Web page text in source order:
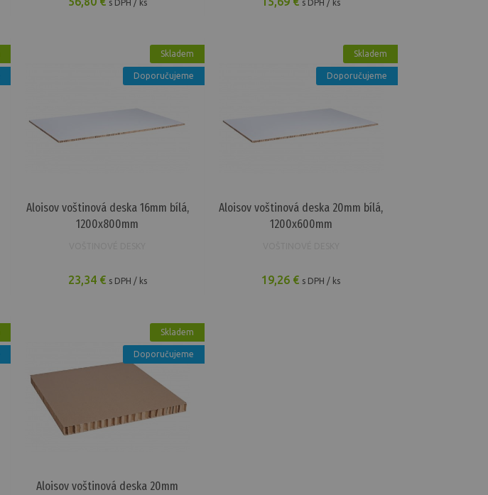
s DPH / ks s DPH / ks
Skladem
Doporučujeme
Aloisov voštinová deska 16mm bílá,
1200x800mm
23,34 € s DPH / ks
Skladem
Doporučujeme
Aloisov voštinová deska 20mm bílá,
1200x600mm
19,26 € s DPH / ks
Skladem
Doporučujeme
Aloisov voštinová deska 20mm